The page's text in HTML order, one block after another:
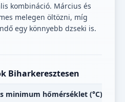
kombináció. Március és
melegen öltözni, míg
egy könnyebb dzseki is.
Biharkeresztesen
minimum hőmérséklet (°C)